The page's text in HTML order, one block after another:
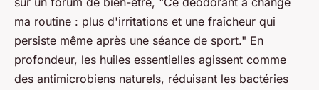
ma routine : plus d'irritations et une fraîcheur qui
persiste même après une séance de sport." En
profondeur, les huiles essentielles agissent comme
des antimicrobiens naturels, réduisant les bactéries